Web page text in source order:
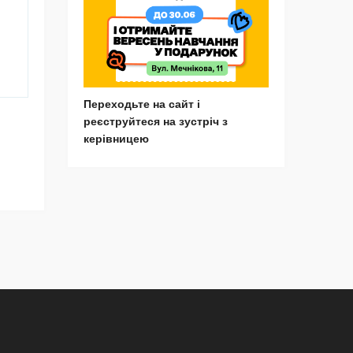
Переходьте на сайт і
реєструйтеся на зустріч з
керівницею